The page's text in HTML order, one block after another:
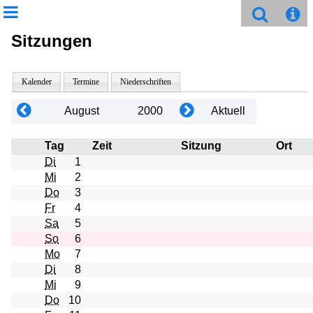
Sitzungen
Kalender Termine Niederschriften
August 2000 Aktuell
Tag Zeit Sitzung
Ort
Di
1
Mi
2
Do
3
Fr
4
Sa
5
So
6
Mo
7
Di
8
Mi
9
Do
10